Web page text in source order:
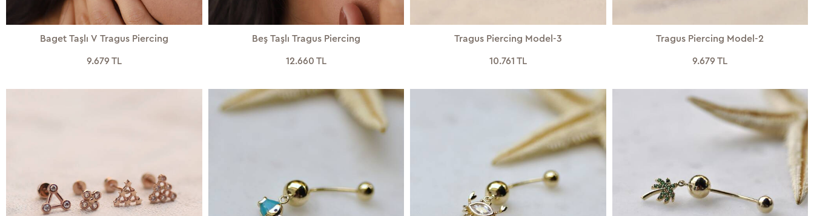
Baget Taşlı V Tragus Piercing
9.679 TL
Beş Taşlı Tragus Piercing
12.660 TL
Tragus Piercing Model-3
10.761 TL
Tragus Piercing Model-2
9.679 TL